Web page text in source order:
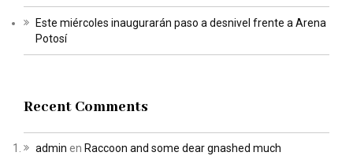
Este miércoles inaugurarán paso a desnivel frente a Arena
Potosí
Recent Comments
admin en Raccoon and some dear gnashed much